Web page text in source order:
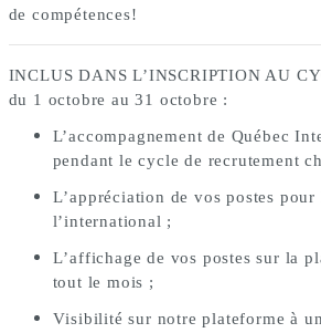
de compétences!
INCLUS DANS L’INSCRIPTION AU
du 1 octobre au 31 octobre :
L’accompagnement de Québec
pendant le cycle de recrutement
L’appréciation de vos postes pour
l’international ;
L’affichage de vos postes sur la
tout le mois ;
Visibilité sur notre plateforme à